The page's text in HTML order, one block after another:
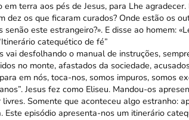
em terra aos pés de Jesus, para Lhe
dez os que ficaram curados? Onde estão os
senão este estrangeiro?». E disse ao homem:
catequético de fé”
vai desfolhando o manual de instruções,
no monte, afastados da sociedade,
em nós, toca-nos, somos impuros, somos
Jesus fez como Eliseu. Mandou-os
livres. Somente que aconteceu algo estranho:
Este episódio apresenta-nos um itinerário